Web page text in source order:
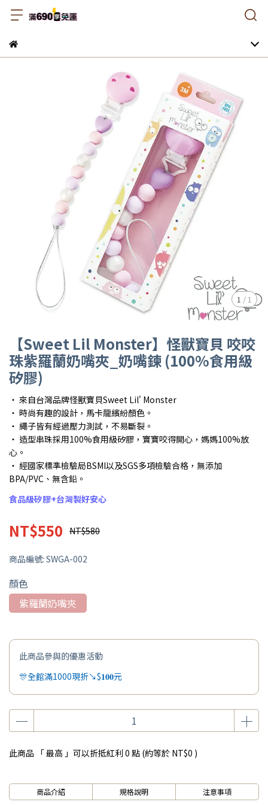
1 / 1
【Sweet Lil Monster】怪獸寶貝 咬咬
珠紫羅蘭奶嘴夾_奶嘴鍊 (100%食用級
矽膠)
・ 來自台灣品牌怪獸寶貝Sweet Lil' Monster
・ 時尚有趣的設計，馬卡龍繽紛顏色。
・ 繩子皆有經過壓力測試，不易斷裂。
・ 造型串珠採用100%食用級矽膠，寶寶咬得開心，媽媽100%放
心。
・ 經國家標準檢驗局BSMI以及SGS多項檢驗合格，無添加
BPA/PVC、無含鉛。
食品級矽膠+台灣製好安心
NT$550 NT$580
商品編號: SWGA-002
顏色
紫羅蘭奶嘴夾
此商品參與的優惠活動
🎊全館滿1000現折↘$𝟏𝟎𝟎元
此商品 「 最高 」可以折抵紅利 0 點 (約等於 NT$0 )
商品介紹 規格說明 注意事項